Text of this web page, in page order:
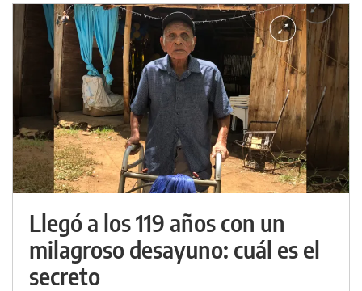
Llegó a los 119 años con un
milagroso desayuno: cuál es el
secreto